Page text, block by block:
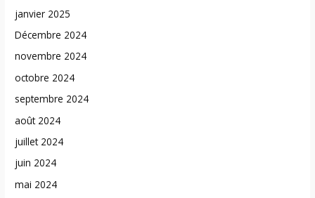
janvier 2025
Décembre 2024
novembre 2024
octobre 2024
septembre 2024
août 2024
juillet 2024
juin 2024
mai 2024